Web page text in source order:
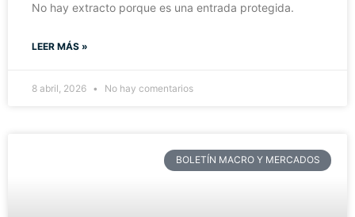
No hay extracto porque es una entrada protegida.
LEER MÁS »
8 abril, 2026 No hay comentarios
BOLETÍN MACRO Y MERCADOS